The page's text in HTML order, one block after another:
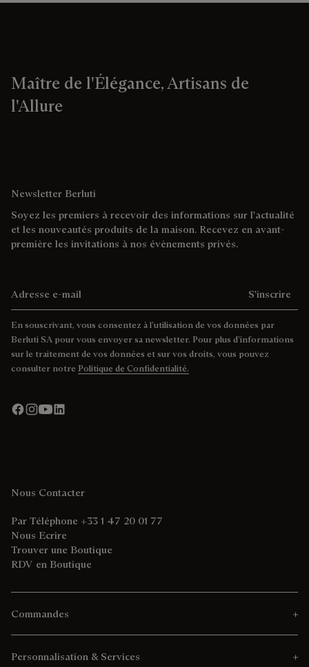
Maître de l'Élégance, Artisans de
l'Allure
Newsletter Berluti
Soyez les premiers à recevoir des informations sur l'actualité
et les nouveautés produits de la maison. Recevez en avant-
première les invitations à nos évènements privés.
S'inscrire
En souscrivant, vous consentez à l’utilisation de vos données par
Berluti SA pour vous envoyer sa newsletter. Pour plus d’informations
sur le traitement de vos données et sur vos droits, vous pouvez
consulter notre Politique de Confidentialité.
Nous Contacter
Par Téléphone +33 1 47 20 01 77
Nous Ecrire
Trouver une Boutique
RDV en Boutique
Commandes
Personnalisation & Services